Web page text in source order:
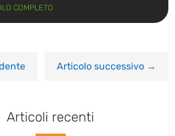
COMPLETO
Articolo successivo→
Articoli recenti